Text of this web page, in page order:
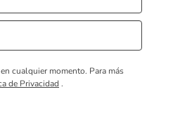
cualquier momento. Para más
de Privacidad .